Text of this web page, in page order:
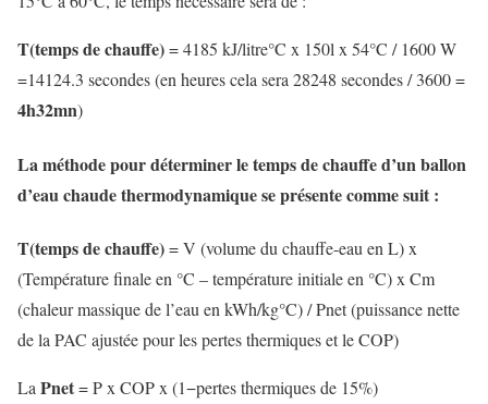
T(temps de chauffe)= 4185 kJ/litre°C x 150l x 54°C / 1600 W
=14124.3 secondes (en heures cela sera 28248 secondes / 3600 =
4h32mn)
La méthode pour déterminer le temps de chauffe d’un ballon
d’eau chaude thermodynamique se présente comme suit :
T(temps de chauffe)= V (volume du chauffe-eau en L) x
(Température finale en °C – température initiale en °C) x Cm
(chaleur massique de l’eau en kWh/kg°C) / Pnet (puissance nette
de la PAC ajustée pour les pertes thermiques et le COP)
La Pnet=P x COPx (1−pertes thermiques de 15%)